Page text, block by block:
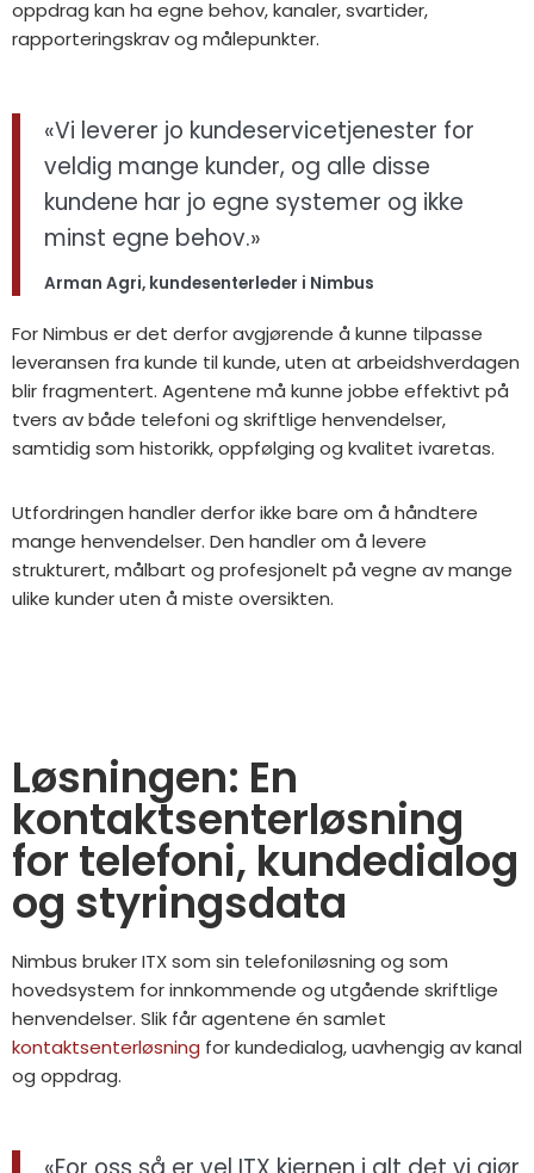
oppdrag kan ha egne behov, kanaler, svartider,
rapporteringskrav og målepunkter.
«Vi leverer jo kundeservicetjenester for
veldig mange kunder, og alle disse
kundene har jo egne systemer og ikke
minst egne behov.»
Arman Agri, kundesenterleder i Nimbus
For Nimbus er det derfor avgjørende å kunne tilpasse
leveransen fra kunde til kunde, uten at arbeidshverdagen
blir fragmentert. Agentene må kunne jobbe effektivt på
tvers av både telefoni og skriftlige henvendelser,
samtidig som historikk, oppfølging og kvalitet ivaretas.
Utfordringen handler derfor ikke bare om å håndtere
mange henvendelser. Den handler om å levere
strukturert, målbart og profesjonelt på vegne av mange
ulike kunder uten å miste oversikten.
Løsningen: En
kontaktsenterløsning
for telefoni, kundedialog
og styringsdata
Nimbus bruker ITX som sin telefoniløsning og som
hovedsystem for innkommende og utgående skriftlige
henvendelser. Slik får agentene én samlet
kontaktsenterløsning for kundedialog, uavhengig av kanal
og oppdrag.